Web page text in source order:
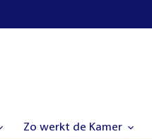
Zo werkt de Kamer